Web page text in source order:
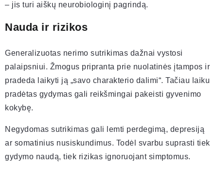
– jis turi aiškų neurobiologinį pagrindą.
Nauda ir rizikos
Generalizuotas nerimo sutrikimas dažnai vystosi
palaipsniui. Žmogus pripranta prie nuolatinės įtampos ir
pradeda laikyti ją „savo charakterio dalimi“. Tačiau laiku
pradėtas gydymas gali reikšmingai pakeisti gyvenimo
kokybę.
Negydomas sutrikimas gali lemti perdegimą, depresiją
ar somatinius nusiskundimus. Todėl svarbu suprasti tiek
gydymo naudą, tiek rizikas ignoruojant simptomus.